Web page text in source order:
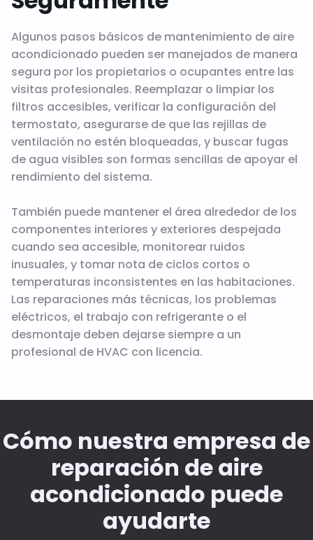
Algunos pasos básicos de mantenimiento de aire
acondicionado pueden ser manejados de manera
segura por los propietarios o ocupantes entre las
visitas profesionales. Reemplazar o limpiar los
filtros accesibles, verificar la configuración del
termostato, asegurarse de que las rejillas de
ventilación no estén bloqueadas, y buscar fugas
de agua visibles son formas sencillas de apoyar el
rendimiento del sistema.
También puede mantener el área alrededor de los
componentes interiores y exteriores despejada
cuando sea accesible, monitorear ruidos
inusuales, y tomar nota de ciclos cortos o
temperaturas inconsistentes en las habitaciones.
Las reparaciones más técnicas, los problemas
eléctricos, el trabajo con refrigerante o el
desmontaje deben dejarse siempre a un
profesional de HVAC con licencia.
Cómo nuestra empresa de
reparación de aire
acondicionado puede
ayudarte